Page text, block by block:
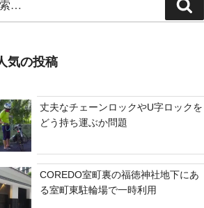
索
気の投稿
丈夫なチェーンロックやU字ロックを
どう持ち運ぶか問題
COREDO室町裏の福徳神社地下にあ
る室町東駐輪場で一時利用